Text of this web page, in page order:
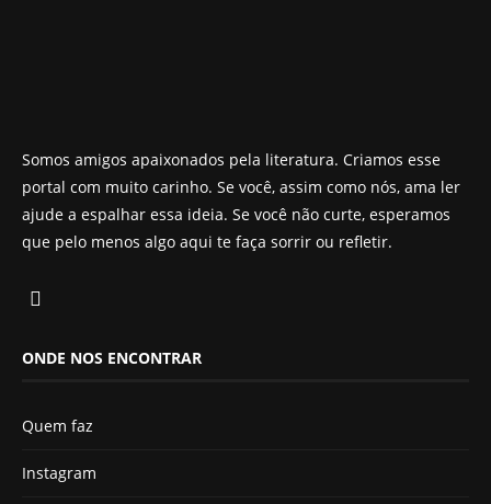
Somos amigos apaixonados pela literatura. Criamos esse
portal com muito carinho. Se você, assim como nós, ama ler
ajude a espalhar essa ideia. Se você não curte, esperamos
que pelo menos algo aqui te faça sorrir ou refletir.
ONDE NOS ENCONTRAR
Quem faz
Instagram